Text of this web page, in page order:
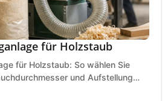
für Holzstaub
für Holzstaub: So wählen Sie
und Aufstellung